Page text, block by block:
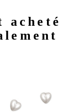
acheté